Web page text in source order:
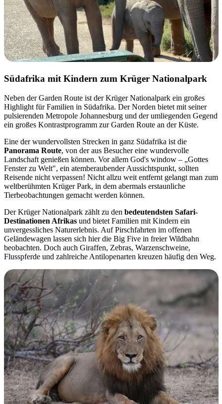
Südafrika mit Kindern zum Krüger Nationalpark
Neben der Garden Route ist der Krüger Nationalpark ein großes
Highlight für Familien in Südafrika. Der Norden bietet mit seiner
pulsierenden Metropole Johannesburg und der umliegenden Gegend
ein großes Kontrastprogramm zur Garden Route an der Küste.
Eine der wundervollsten Strecken in ganz Südafrika ist die
Panorama Route, von der aus Besucher eine wundervolle
Landschaft genießen können. Vor allem God's window – „Gottes
Fenster zu Welt", ein atemberaubender Aussichtspunkt, sollten
Reisende nicht verpassen! Nicht allzu weit entfernt gelangt man zum
weltberühmten Krüger Park, in dem abermals erstaunliche
Tierbeobachtungen gemacht werden können.
Der Krüger Nationalpark zählt zu den bedeutendsten Safari-
Destinationen Afrikas und bietet Familien mit Kindern ein
unvergessliches Naturerlebnis. Auf Pirschfahrten im offenen
Geländewagen lassen sich hier die Big Five in freier Wildbahn
beobachten. Doch auch Giraffen, Zebras, Warzenschweine,
Flusspferde und zahlreiche Antilopenarten kreuzen häufig den Weg.